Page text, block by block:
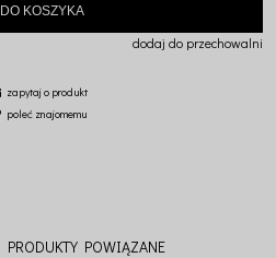
DO KOSZYKA
dodaj do przechowalni
zapytaj o produkt
poleć znajomemu
PRODUKTY POWIĄZANE